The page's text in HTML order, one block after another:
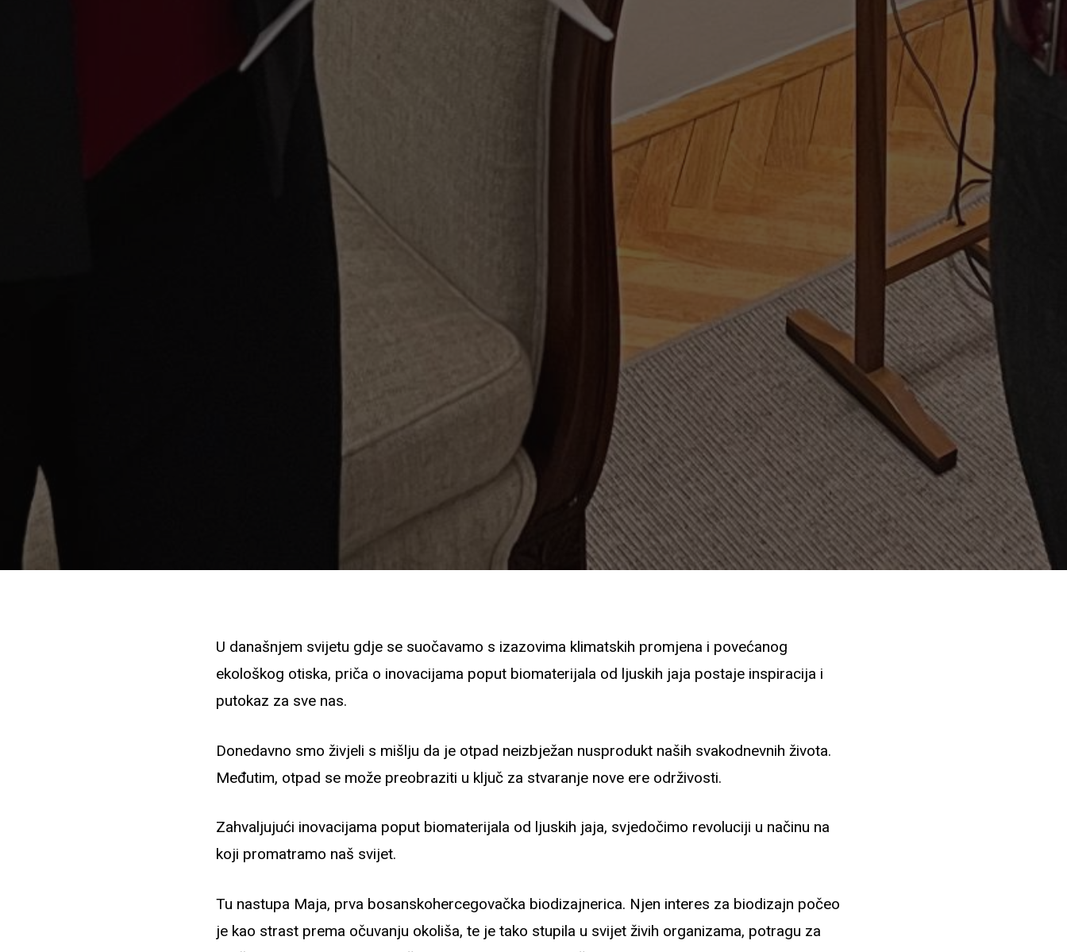
U današnjem svijetu gdje se suočavamo s izazovima klimatskih promjena i povećanog
ekološkog otiska, priča o inovacijama poput biomaterijala od ljuskih jaja postaje inspiracija i
putokaz za sve nas.
Donedavno smo živjeli s mišlju da je otpad neizbježan nusprodukt naših svakodnevnih života.
Međutim, otpad se može preobraziti u ključ za stvaranje nove ere održivosti.
Zahvaljujući inovacijama poput biomaterijala od ljuskih jaja, svjedočimo revoluciji u načinu na
koji promatramo naš svijet.
Tu nastupa Maja, prva bosanskohercegovačka biodizajnerica. Njen interes za biodizajn počeo
je kao strast prema očuvanju okoliša, te je tako stupila u svijet živih organizama, potragu za